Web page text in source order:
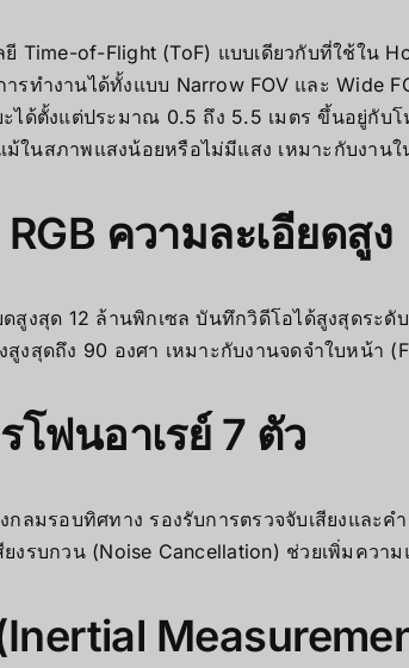
ยี Time-of-Flight (ToF) แบบเดียวกับที่ใช้ใน
ารทำงานได้ทั้งแบบ Narrow FOV และ Wide
ะได้ตั้งแต่ประมาณ 0.5 ถึง 5.5 เมตร ขึ้นอยู่กับ
ม้ในสภาพแสงน้อยหรือไม่มีแสง เหมาะกับงาน
ความละเอียดสูง
ดสูงสุด 12 ล้านพิกเซล บันทึกวิดีโอได้สูงสุดระ
สูงสุดถึง 90 องศา เหมาะกับงานจดจำใบหน้า
โฟนอาเรย์ 7 ตัว
กลมรอบทิศทาง รองรับการตรวจจับเสียงและคำ
ยงรบกวน (Noise Cancellation) ช่วยเพิ่มคว